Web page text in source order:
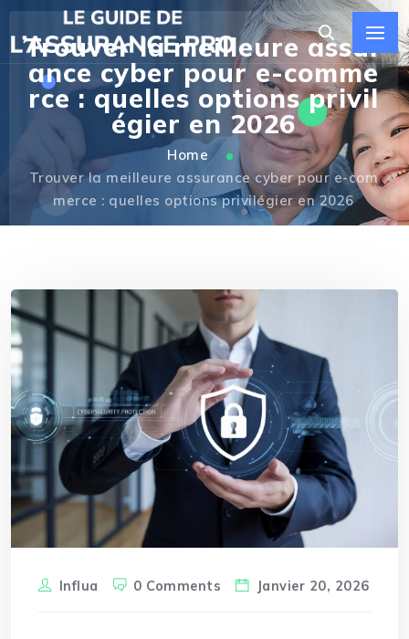
Trouver la meilleure assur
ance cyber pour e-comme
rce : quelles options privil
égier en 2026
Home
Trouver la meilleure assurance cyber pour e-com
merce : quelles options privilégier en 2026
Influa 0 Comments Janvier 20, 2026